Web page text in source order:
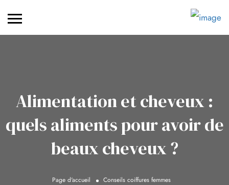
Alimentation et cheveux :
quels aliments pour avoir de
beaux cheveux ?
Page d'accueil
Conseils coiffures femmes